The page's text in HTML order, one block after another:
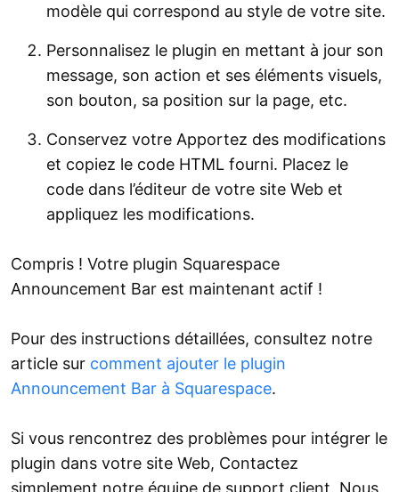
modèle qui correspond au style de votre site.
Personnalisez le plugin en mettant à jour son
message, son action et ses éléments visuels,
son bouton, sa position sur la page, etc.
Conservez votre Apportez des modifications
et copiez le code HTML fourni. Placez le
code dans l’éditeur de votre site Web et
appliquez les modifications.
Compris ! Votre plugin Squarespace
Announcement Bar est maintenant actif !
Pour des instructions détaillées, consultez notre
article sur comment ajouter le plugin
Announcement Bar à Squarespace.
Si vous rencontrez des problèmes pour intégrer le
plugin dans votre site Web, Contactez
simplement notre équipe de support client. Nous